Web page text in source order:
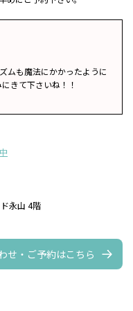
ムも魔法にかかったように
きて下さいね！！
永山 4階
せ・ご予約はこちら